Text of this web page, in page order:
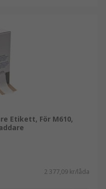
Etikett, För M610,
2 377,09 kr/låda